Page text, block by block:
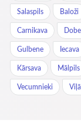
Salaspils Baloži
Carnikava
Gulbene Iecava
Kārsava Mālpils
Vecumnieki